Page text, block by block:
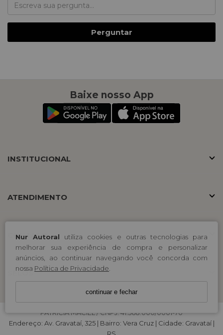
Nur Autoral utiliza cookies e outras tecnologias para
melhorar sua experiência de compra e personalizar
anúncios, ao continuar navegando você concorda com
nossa Política de Privacidade
continuar e fechar
Perguntar
Baixe nosso App
INSTITUCIONAL
ATENDIMENTO
CONTATO
SELOS
PATRICIA MACIEL / CNPJ: 41.568.000/0001-70
Endereço: Av. Gravataí, 325 | Bairro: Vera Cruz | Cidade: Gravataí |